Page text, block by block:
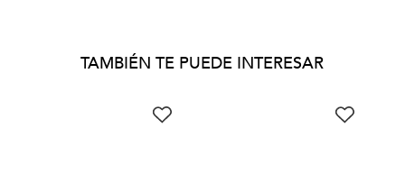
TAMBIÉN TE PUEDE INTERESAR